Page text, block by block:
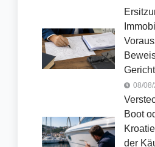
08/
Boot
der